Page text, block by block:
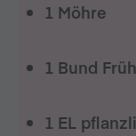
1 Möhre
1 Bund
1 EL